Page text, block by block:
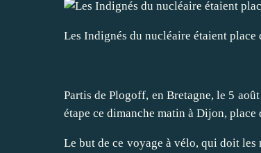
Les Indignés du nucléaire étaient
Partis de Plogoff, en Bretagne, le 5
étape ce dimanche matin à Dijon,
Le but de ce voyage à vélo, qui doit les